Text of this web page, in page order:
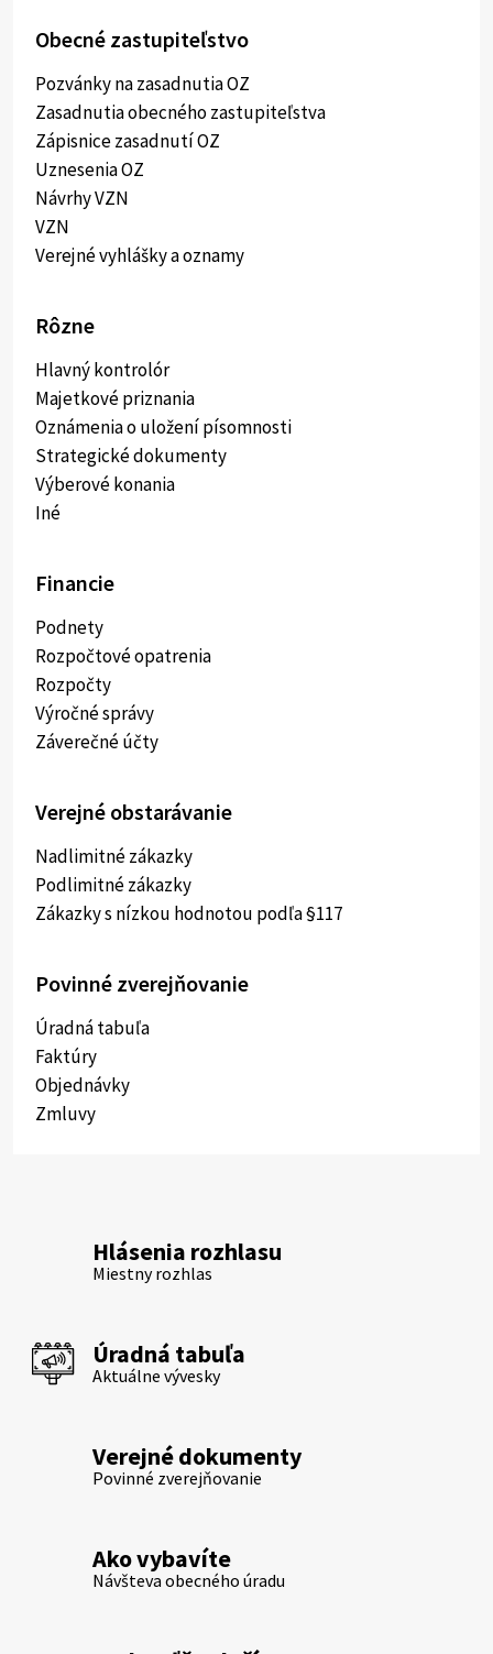
Obecné zastupiteľstvo
Pozvánky na zasadnutia OZ
Zasadnutia obecného zastupiteľstva
Zápisnice zasadnutí OZ
Uznesenia OZ
Návrhy VZN
VZN
Verejné vyhlášky a oznamy
Rôzne
Hlavný kontrolór
Majetkové priznania
Oznámenia o uložení písomnosti
Strategické dokumenty
Výberové konania
Iné
Financie
Podnety
Rozpočtové opatrenia
Rozpočty
Výročné správy
Záverečné účty
Verejné obstarávanie
Nadlimitné zákazky
Podlimitné zákazky
Zákazky s nízkou hodnotou podľa §117
Povinné zverejňovanie
Úradná tabuľa
Faktúry
Objednávky
Zmluvy
Hlásenia rozhlasu
Miestny rozhlas
Úradná tabuľa
Aktuálne vývesky
Verejné dokumenty
Povinné zverejňovanie
Ako vybavíte
Návšteva obecného úradu